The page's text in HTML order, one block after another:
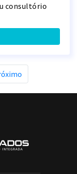
consultório